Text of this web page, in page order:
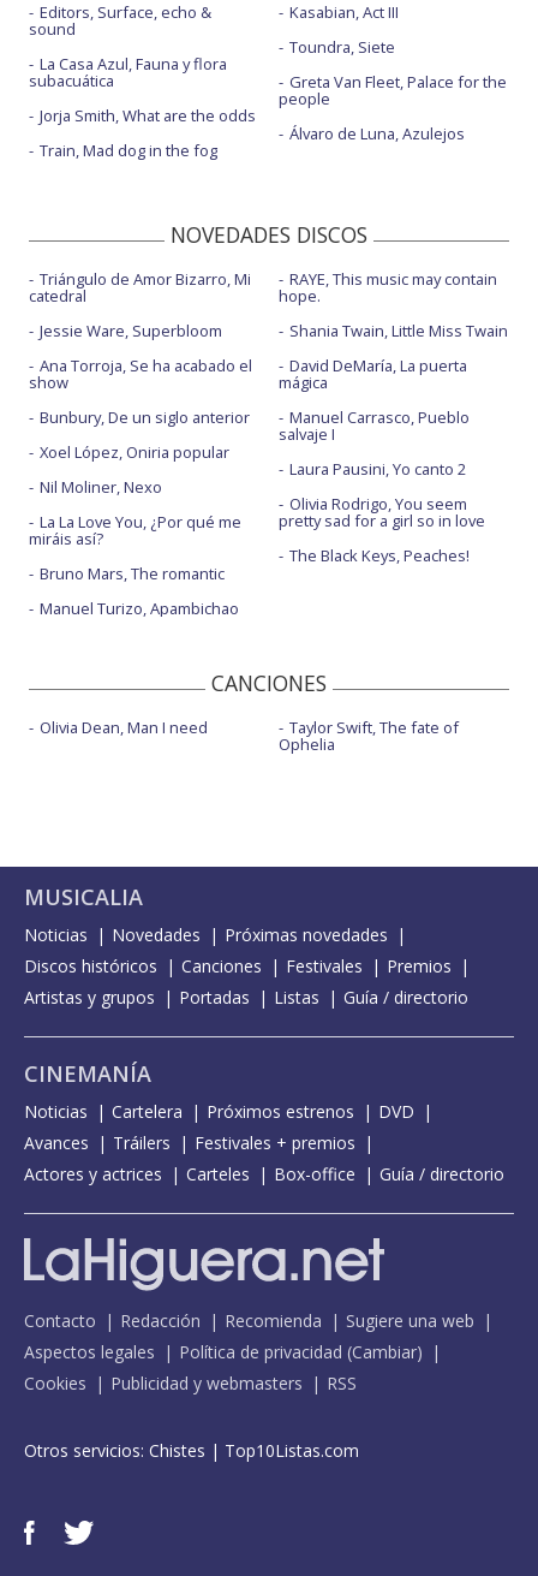
Editors, Surface, echo &
sound
La Casa Azul, Fauna y flora
subacuática
Jorja Smith, What are the odds
Train, Mad dog in the fog
Kasabian, Act III
Toundra, Siete
Greta Van Fleet, Palace for the
people
Álvaro de Luna, Azulejos
NOVEDADES DISCOS
Triángulo de Amor Bizarro, Mi
catedral
Jessie Ware, Superbloom
Ana Torroja, Se ha acabado el
show
Bunbury, De un siglo anterior
Xoel López, Oniria popular
Nil Moliner, Nexo
La La Love You, ¿Por qué me
miráis así?
Bruno Mars, The romantic
Manuel Turizo, Apambichao
RAYE, This music may contain
hope.
Shania Twain, Little Miss Twain
David DeMaría, La puerta
mágica
Manuel Carrasco, Pueblo
salvaje I
Laura Pausini, Yo canto 2
Olivia Rodrigo, You seem
pretty sad for a girl so in love
The Black Keys, Peaches!
CANCIONES
Olivia Dean, Man I need Taylor Swift, The fate of
Ophelia
MUSICALIA
Noticias Novedades
Próximas novedades
Discos históricos
Canciones Festivales
Premios
Artistas y grupos
Portadas Listas Guía / directorio
CINEMANÍA
Noticias Cartelera Próximos estrenos
DVD
Avances
Tráilers
Festivales + premios
Actores y actrices
Carteles Box-office Guía / directorio
Contacto Redacción Recomienda
Sugiere una web
Aspectos legales
Política de privacidad (Cambiar)
Cookies
Publicidad y webmasters RSS
Otros servicios: Chistes | Top10Listas.com